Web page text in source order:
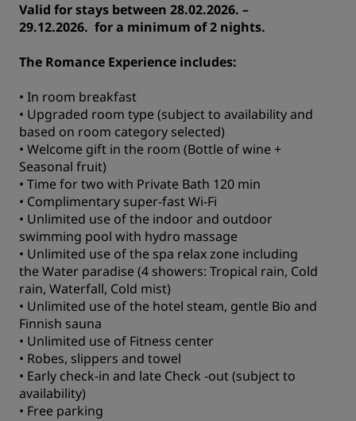
Valid for stays between 28.02.2026. –
29.12.2026. for a minimum of 2 nights.
The Romance Experience includes:
• In room breakfast
• Upgraded room type (subject to availability and
based on room category selected)
• Welcome gift in the room (Bottle of wine +
Seasonal fruit)
• Time for two with Private Bath 120 min
• Complimentary super-fast Wi-Fi
• Unlimited use of the indoor and outdoor
swimming pool with hydro massage
• Unlimited use of the spa relax zone including
the Water paradise (4 showers: Tropical rain, Cold
rain, Waterfall, Cold mist)
• Unlimited use of the hotel steam, gentle Bio and
Finnish sauna
• Unlimited use of Fitness center
• Robes, slippers and towel
• Early check-in and late Check -out (subject to
availability)
• Free parking